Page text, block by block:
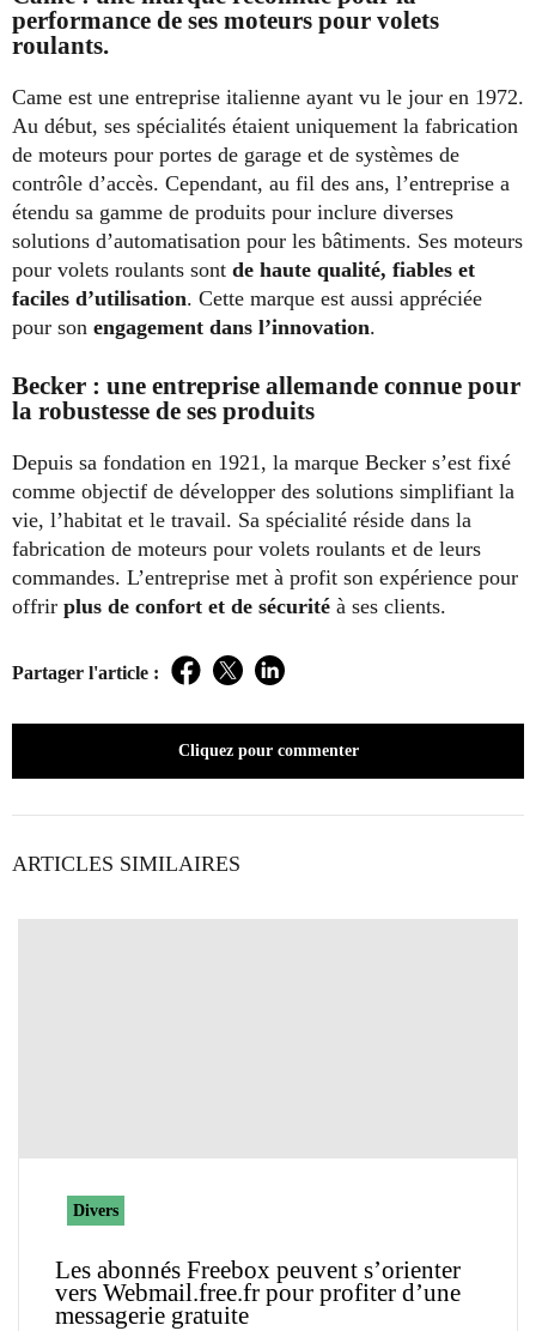
performance de ses moteurs pour volets
roulants.
Came est une entreprise italienne ayant vu le jour en 1972.
Au début, ses spécialités étaient uniquement la fabrication
de moteurs pour portes de garage et de systèmes de
contrôle d’accès. Cependant, au fil des ans, l’entreprise a
étendu sa gamme de produits pour inclure diverses
solutions d’automatisation pour les bâtiments. Ses moteurs
pour volets roulants sont de haute qualité, fiables et
faciles d’utilisation. Cette marque est aussi appréciée
pour son engagement dans l’innovation.
Becker : une entreprise allemande connue pour
la robustesse de ses produits
Depuis sa fondation en 1921, la marque Becker s’est fixé
comme objectif de développer des solutions simplifiant la
vie, l’habitat et le travail. Sa spécialité réside dans la
fabrication de moteurs pour volets roulants et de leurs
commandes. L’entreprise met à profit son expérience pour
offrir plus de confort et de sécurité à ses clients.
Partager l'article : Facebook
TwitterLinkedIn
Cliquez pour commenter
ARTICLES SIMILAIRES
Divers
Les abonnés Freebox peuvent s’orienter
vers Webmail.free.fr pour profiter d’une
messagerie gratuite